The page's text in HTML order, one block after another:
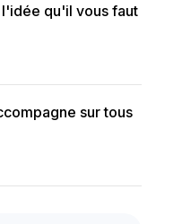
qu'il vous faut
sur tous